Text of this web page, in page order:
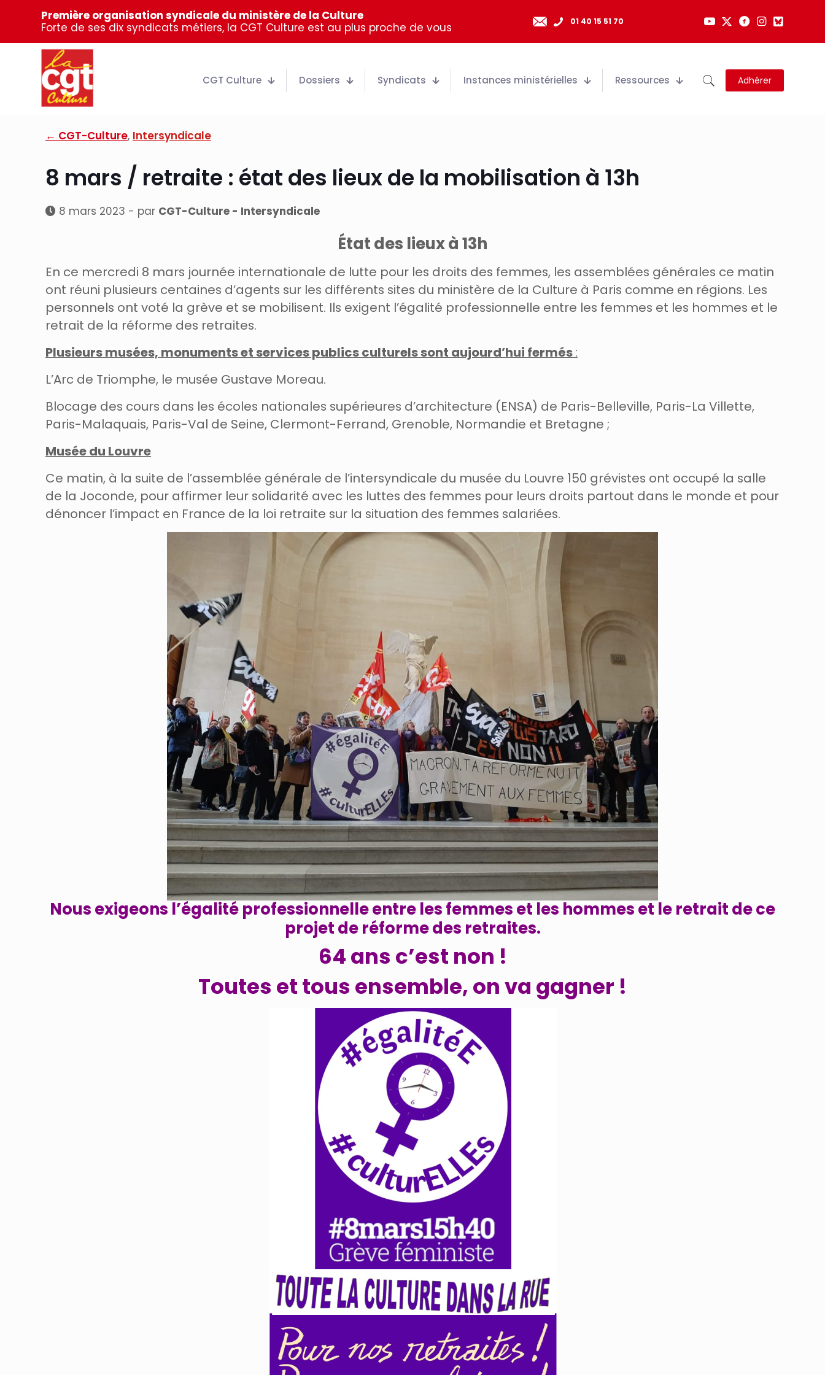
Première organisation syndicale du ministère de la Culture
Forte de ses dix syndicats métiers, la CGT Culture est au plus proche de vous
01 40 15 51 70
CGT Culture Dossiers Syndicats Instances ministérielles Ressources Adhérer
← CGT-Culture, Intersyndicale
8 mars / retraite : état des lieux de la mobilisation à 13h
8 mars 2023 - par CGT-Culture - Intersyndicale
État des lieux à 13h
En ce mercredi 8 mars journée internationale de lutte pour les droits des femmes, les assemblées générales ce matin
ont réuni plusieurs centaines d’agents sur les différents sites du ministère de la Culture à Paris comme en régions. Les
personnels ont voté la grève et se mobilisent. Ils exigent l’égalité professionnelle entre les femmes et les hommes et le
retrait de la réforme des retraites.
Plusieurs musées, monuments et services publics culturels sont aujourd’hui fermés:
L’Arc de Triomphe, le musée Gustave Moreau.
Blocage des cours dans les écoles nationales supérieures d’architecture (ENSA) de Paris-Belleville, Paris-La Villette,
Paris-Malaquais, Paris-Val de Seine, Clermont-Ferrand, Grenoble, Normandie et Bretagne ;
Musée du Louvre
Ce matin, à la suite de l’assemblée générale de l’intersyndicale du musée du Louvre 150 grévistes ont occupé la salle
de la Joconde, pour affirmer leur solidarité avec les luttes des femmes pour leurs droits partout dans le monde et pour
dénoncer l’impact en France de la loi retraite sur la situation des femmes salariées.
Nous exigeons l’égalité professionnelle entre les femmes et les hommes et le retrait de ce
projet de réforme des retraites.
64 ans c’est non !
Toutes et tous ensemble, on va gagner !